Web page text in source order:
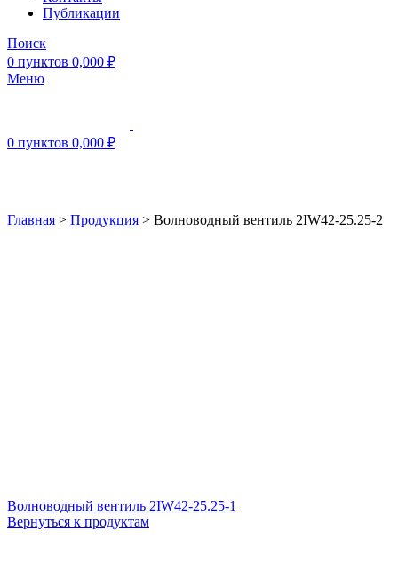
Публикации
Поиск
0 пунктов 0,000 ₽
Меню
0 пунктов 0,000 ₽
Главная > Продукция > Волноводный вентиль 2IW42-25.25-2
Волноводный вентиль 2IW42-25.25-1
Вернуться к продуктам